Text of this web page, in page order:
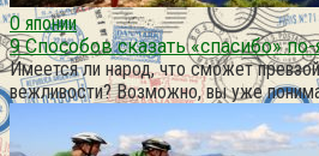
О японии
9 Способов сказать «спасибо»
Имеется ли народ, что сможет
вежливости? Возможно, вы уже